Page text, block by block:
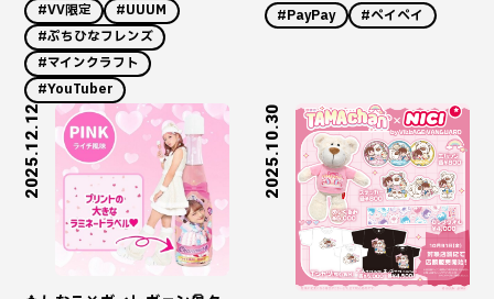
#VV限定
#UUUM
#ぷちひなフレンズ
#マインクラフト
#YouTuber
#PayPay #ペイペイ
2025.12.12 2025.10.30